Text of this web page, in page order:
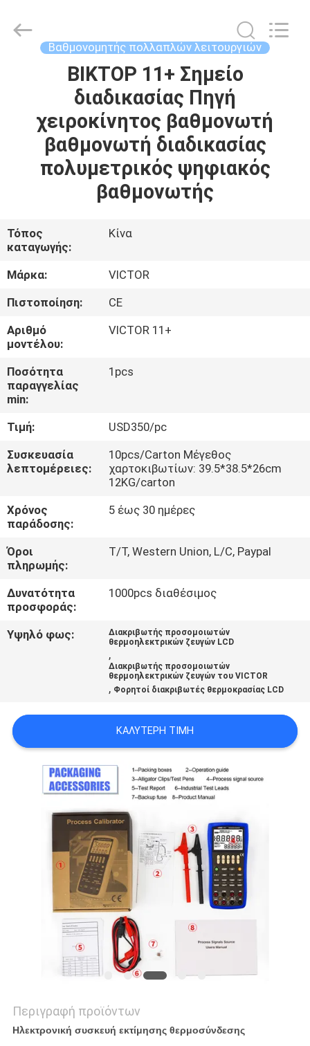
ΠΡΟΪΌΝΤΑ
ΠΕΡΊΠΟΥ
ΓΎΡΟΣ
ΕΡΓΟΣΤΑΣΊΩΝ
ΠΟΙΟΤΙΚΌΣ
ΈΛΕΓΧΟΣ
ΜΑΣ
ΕΛΆΤΕ
ΕΠΑΦΉ
ΜΕ
ΕΙΔΉΣΕΙΣ
ΠΕΡΙΠΤΏΣΕΙΣ
SITEMAP
PRIVACY
CO.,LTD.
Βαθμονομητής πολλαπλών λειτουργιών
ΒΙΚΤΟΡ 11+ Σημείο
διαδικασίας Πηγή
χειροκίνητος βαθμονωτή
βαθμονωτή διαδικασίας
πολυμετρικός ψηφιακός
βαθμονωτής
Τόπος
καταγωγής:
Κίνα
Μάρκα:
VICTOR
Πιστοποίηση:
CE
Αριθμό
μοντέλου:
VICTOR 11+
Ποσότητα
παραγγελίας
min:
1pcs
Τιμή:
USD350/pc
Συσκευασία
λεπτομέρειες:
10pcs/Carton Μέγεθος
χαρτοκιβωτίων: 39.5*38.5*26cm
12KG/carton
Χρόνος
παράδοσης:
5 έως 30 ημέρες
Όροι
πληρωμής:
T/T, Western Union, L/C, Paypal
Δυνατότητα
προσφοράς:
1000pcs διαθέσιμος
Υψηλό φως:
Διακριβωτής προσομοιωτών
θερμοηλεκτρικών ζευγών LCD
,
Διακριβωτής προσομοιωτών
θερμοηλεκτρικών ζευγών του VICTOR
, Φορητοί διακριβωτές θερμοκρασίας LCD
ΚΑΛΎΤΕΡΗ ΤΙΜΉ
Περιγραφή προϊόντων
Ηλεκτρονική συσκευή εκτίμησης θερμοσύνδεσης